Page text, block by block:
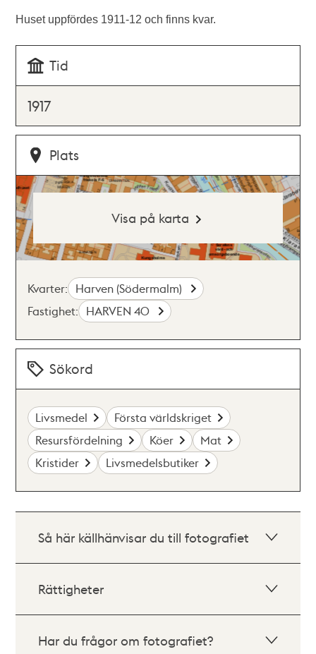
Huset uppfördes 1911-12 och finns kvar.
Tid
1917
Plats
Visa på karta
Kvarter: Harven (Södermalm)
Fastighet: HARVEN 40
Sökord
Livsmedel
Första världskriget
Resursfördelning
Köer
Mat
Kristider
Livsmedelsbutiker
Så här källhänvisar du till fotografiet
Rättigheter
Har du frågor om fotografiet?